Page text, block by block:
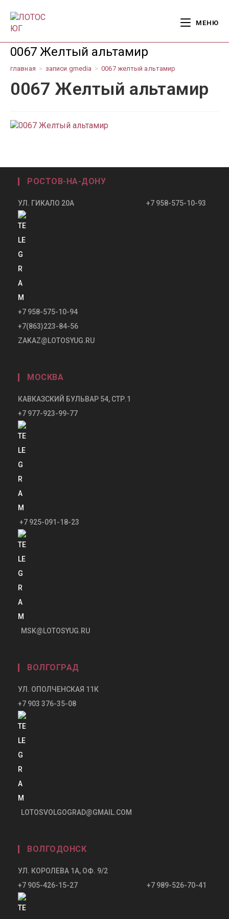
содержимому
МЕНЮ
0067 Желтый альтамир
главная > записи gmedia > 0067 желтый альтамир
0067 Желтый альтамир
РОСТОВ-НА-ДОНУ
УЛ. ГИКАЛО 20А +7 958-575-10-93
+7 958-575-10-94
+7(863)223-84-56
ZAKAZ@LOTOSYUG.RU
МОСКВА
КАВКАЗСКИЙ БУЛЬВАР 54, СТР.1
+7 977-923-99-77
+7 925-091-18-23
MSK@LOTOSYUG.RU
ВОЛГОГРАД
УЛ. ОПОЛЧЕНСКАЯ 11К
+7 903 376-35-08
LOTOSVOLGOGRAD@GMAIL.COM
ВОЛГОДОНСК
УЛ. КОРОЛЕВА 1А, ОФ. 9/2
+7 905-426-15-27 +7 989-526-70-41